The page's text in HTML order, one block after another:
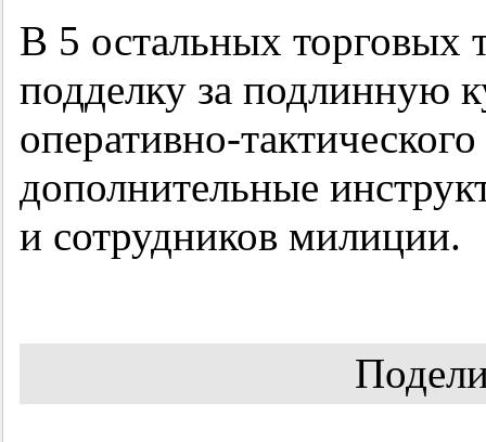
В 5 остальных торговых
подделку за подлинную
оперативно-
дополнительные
и сотрудников милиции.